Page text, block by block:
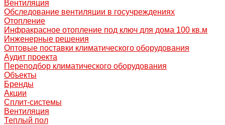
Вентиляция
Обследование вентиляции в госучреждениях
Отопление
Инфракрасное отопление под ключ для дома 100 кв.м
Инженерные решения
Оптовые поставки климатического оборудования
Аудит проекта
Переподбор климатического оборудования
Объекты
Бренды
Акции
Сплит-системы
Вентиляция
Теплый пол